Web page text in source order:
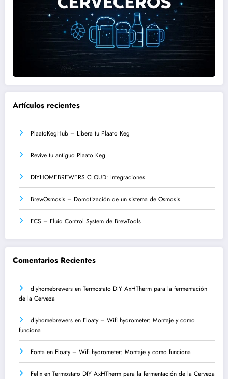
Artículos recientes
PlaatoKegHub – Libera tu Plaato Keg
Revive tu antiguo Plaato Keg
DIYHOMEBREWERS CLOUD: Integraciones
BrewOsmosis – Domotización de un sistema de Osmosis
FCS – Fluid Control System de BrewTools
Comentarios Recientes
diyhomebrewers en Termostato DIY AxHTherm para la fermentación
de la Cerveza
diyhomebrewers en Floaty – Wifi hydrometer: Montaje y como
funciona
Fonta en Floaty – Wifi hydrometer: Montaje y como funciona
Felix en Termostato DIY AxHTherm para la fermentación de la Cerveza